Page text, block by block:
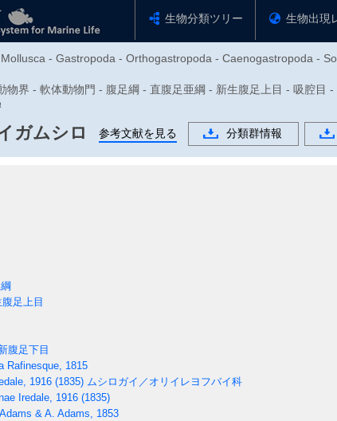
生物分類ツリー 生物出現
- Gastropoda - Orthogastropoda - Caenogastropoda -
界 - 軟体動物門 - 腹足綱 - 直腹足亜綱 - 新生腹足上目 - 吸腔
ガムシロ 参考文献を見る 分類群情報
腹足上目
腹足下目
Rafinesque, 1815
1916 (1835) ムシロガイ／オリイレヨフバイ科
Iredale, 1916 (1835)
& A. Adams, 1853